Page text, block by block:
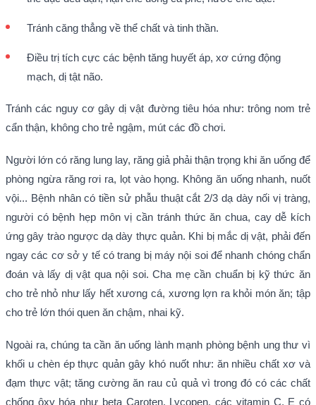
Tránh căng thẳng về thể chất và tinh thần.
Ðiều trị tích cực các bệnh tăng huyết áp, xơ cứng động
mạch, dị tật não.
Tránh các nguy cơ gây dị vật đường tiêu hóa như: trông nom trẻ
cẩn thận, không cho trẻ ngậm, mút các đồ chơi.
Người lớn có răng lung lay, răng giả phải thận trọng khi ăn uống để
phòng ngừa răng rơi ra, lọt vào họng. Không ăn uống nhanh, nuốt
vội... Bệnh nhân có tiền sử phẫu thuật cắt 2/3 dạ dày nối vị tràng,
người có bệnh hẹp môn vị cần tránh thức ăn chua, cay dễ kích
ứng gây trào ngược dạ dày thực quản. Khi bị mắc dị vật, phải đến
ngay các cơ sở y tế có trang bị máy nội soi để nhanh chóng chẩn
đoán và lấy dị vật qua nội soi. Cha mẹ cần chuẩn bị kỹ thức ăn
cho trẻ nhỏ như lấy hết xương cá, xương lợn ra khỏi món ăn; tập
cho trẻ lớn thói quen ăn chậm, nhai kỹ.
Ngoài ra, chúng ta cần ăn uống lành mạnh phòng bệnh ung thư vì
khối u chèn ép thực quản gây khó nuốt như: ăn nhiều chất xơ và
đạm thực vật; tăng cường ăn rau củ quả vì trong đó có các chất
chống ôxy hóa như beta Caroten, Lycopen, các vitamin C, E có